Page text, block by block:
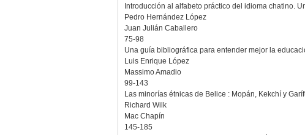
Introducción al alfabeto práctico del idioma chatino.
Pedro Hernández López
Juan Julián Caballero
75-98
Una guía bibliográfica para entender mejor la
Luis Enrique López
Massimo Amadio
99-143
Las minorías étnicas de Belice : Mopán, Kekchí y
Richard Wilk
Mac Chapín
145-185